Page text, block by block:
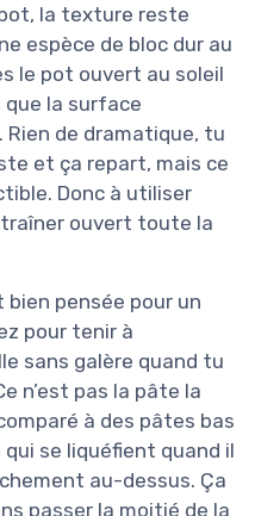
la texture reste
espèce de bloc dur au
le pot ouvert au soleil
la surface
Rien de dramatique, tu
et ça repart, mais ce
Donc à utiliser
ouvert toute la
pensée pour un
pour tenir à
sans galère quand tu
n’est pas la pâte la
à des pâtes bas
se liquéfient quand il
au-dessus. Ça
passer la moitié de la